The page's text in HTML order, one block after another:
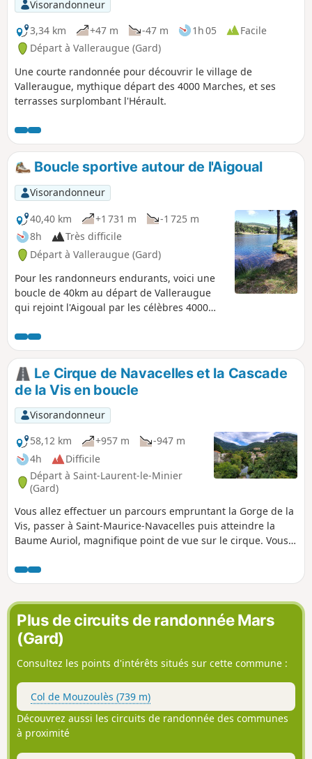
Visorandonneur
3,34 km
+47 m -47 m 1h 05
Facile
Départ à Valleraugue (Gard)
Une courte randonnée pour découvrir le village de
Valleraugue, mythique départ des 4000 Marches, et ses
terrasses surplombant l'Hérault.
Boucle sportive autour de l'Aigoual
Visorandonneur
40,40 km
+1 731 m
-1 725 m
8h
Très difficile
Départ à Valleraugue (Gard)
Pour les randonneurs endurants, voici une
boucle de 40km au départ de Valleraugue
qui rejoint l'Aigoual par les célèbres 4000
à proximité de Camprieu puis remonte sur
l'Espérou pour terminer en longeant les
crêtes qui font face au Mont Aigoual
découvert quelques heures plus tôt.
Randonnée sans difficulté technique mais
très longue avec des passages en fortes
pentes et nécessitant une bonne endurance.
Le Cirque de Navacelles et la Cascade
de la Vis en boucle
Visorandonneur
58,12 km
+957 m
-947 m
4h
Difficile
Départ à Saint-Laurent-le-Minier
(Gard)
Vous allez effectuer un parcours empruntant la Gorge de la
Vis, passer à Saint-Maurice-Navacelles puis atteindre la
Baume Auriol, magnifique point de vue sur le cirque. Vous
ascension, la D713 vous fera apercevoir les différentes
facettes du cirque avant de rejoindre Blandas et
Montdardier. À la fin de la boucle, après la sortie de Saint-
Laurent-le-Minier, vous attendra également la belle Cascade
de la Vis.
Plus de circuits de randonnée Mars
(Gard)
Consultez les points d'intérêts situés sur cette commune :
Col de Mouzoulès (739 m)
Découvrez aussi les circuits de randonnée des communes
à proximité